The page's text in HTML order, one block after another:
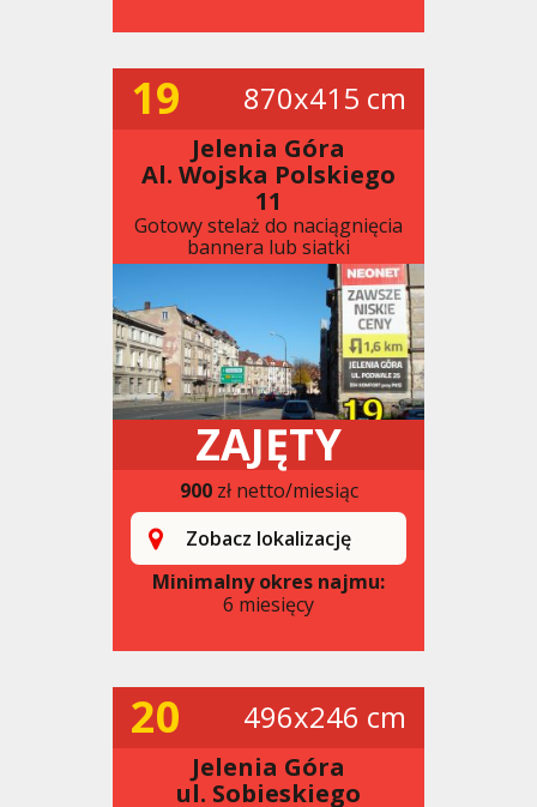
19 870x415 cm
Jelenia Góra
Al. Wojska Polskiego
11
Gotowy stelaż do naciągnięcia
bannera lub siatki
ZAJĘTY
900zł netto/miesiąc
Zobacz lokalizację
Minimalny okres najmu:
6 miesięcy
20 496x246 cm
Jelenia Góra
ul. Sobieskiego